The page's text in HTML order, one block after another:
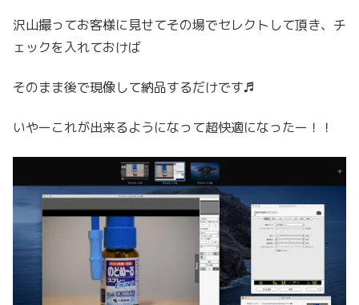
沢山撮ってお客様に見せてその場でセレクトして頂き、チ
ェックを入れておけば
そのまま後で現像して納品するだけです♬
いやーこれが出来るようになって超快適になったー！！